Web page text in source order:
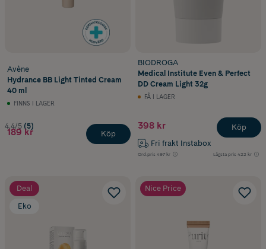
Avène
Hydrance BB Light Tinted Cream
40 ml
FINNS I LAGER
4.4/5 (5)
189 kr Köp
BIODROGA
Medical Institute Even & Perfect
DD Cream Light 32g
FÅ I LAGER
398 kr
Fri frakt Instabox
Ord.pris 497 kr Lägsta pris 422 kr
Köp
Deal
Eko
Nice Price